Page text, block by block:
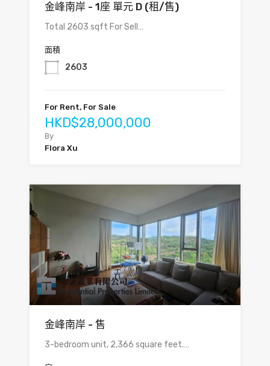
金峰南岸 - 1座 單元 D (租/售)
Total 2603 sqft For Sell…
面積
2603
For Rent, For Sale
HKD$28,000,000
By
Flora Xu
金峰南岸 - 售
3-bedroom unit, 2,366 square feet.…